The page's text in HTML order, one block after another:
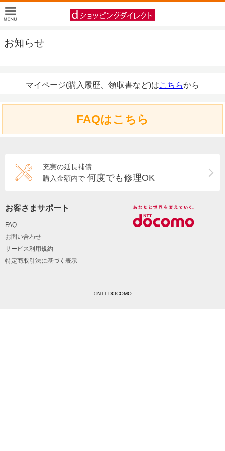
お知らせ
マイページ(購入履歴、領収書など)はこちらから
FAQはこちら
充実の延長補償
購入金額内で 何度でも修理OK
お客さまサポート
FAQ
お問い合わせ
サービス利用規約
特定商取引法に基づく表示
©NTT DOCOMO